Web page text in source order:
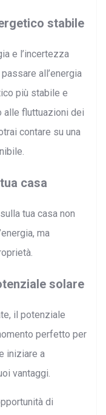
stabile
e l’incertezza
all’energia
più stabile e
alle fluttuazioni dei
contare su una
casa
tua casa non
ma
solare
il potenziale
perfetto per
iniziare a
vantaggi.
di